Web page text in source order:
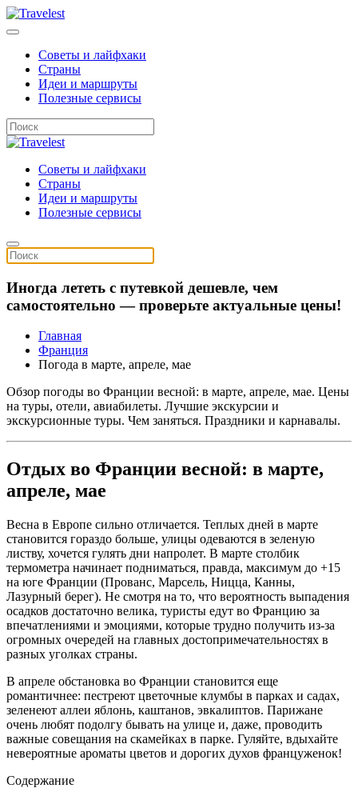
Советы и лайфхаки
Страны
Идеи и маршруты
Полезные сервисы
Советы и лайфхаки
Страны
Идеи и маршруты
Полезные сервисы
Иногда лететь с путевкой дешевле, чем
самостоятельно — проверьте актуальные цены!
Главная
Франция
Погода в марте, апреле, мае
Обзор погоды во Франции весной: в марте, апреле, мае. Цены
на туры, отели, авиабилеты. Лучшие экскурсии и
экскурсионные туры. Чем заняться. Праздники и карнавалы.
Отдых во Франции весной: в марте,
апреле, мае
Весна в Европе сильно отличается. Теплых дней в марте
становится гораздо больше, улицы одеваются в зеленую
листву, хочется гулять дни напролет. В марте столбик
термометра начинает подниматься, правда, максимум до +15
на юге Франции (Прованс, Марсель, Ницца, Канны,
Лазурный берег). Не смотря на то, что вероятность выпадения
осадков достаточно велика, туристы едут во Францию за
впечатлениями и эмоциями, которые трудно получить из-за
огромных очередей на главных достопримечательностях в
разных уголках страны.
В апреле обстановка во Франции становится еще
романтичнее: пестреют цветочные клумбы в парках и садах,
зеленеют аллеи яблонь, каштанов, эвкалиптов. Парижане
очень любят подолгу бывать на улице и, даже, проводить
важные совещания на скамейках в парке. Гуляйте, вдыхайте
невероятные ароматы цветов и дорогих духов француженок!
Содержание